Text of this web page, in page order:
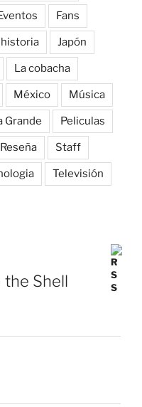
Fans
historia Japón
La cobacha
México Música
Grande Peliculas
Reseña Staff
Televisión
the Shell